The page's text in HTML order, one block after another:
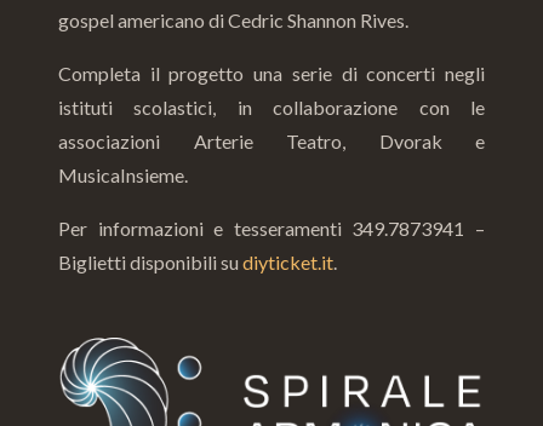
gospel americano di Cedric Shannon Rives.
Completa il progetto una serie di concerti negli
istituti scolastici, in collaborazione con le
associazioni Arterie Teatro, Dvorak e
MusicaInsieme.
Per informazioni e tesseramenti 349.7873941 –
Biglietti disponibili su diyticket.it.